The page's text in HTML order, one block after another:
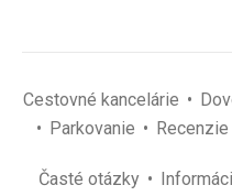
Cestovné kancelárie
Parkovanie
Časté otázky